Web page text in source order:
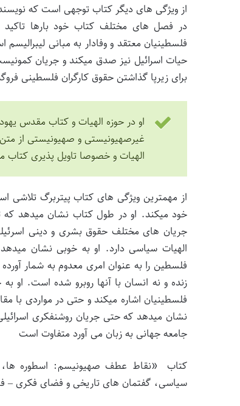
از ویژگی های دیگر کتاب توجهی است که
در فصل های مختلف کتاب خود بارها تاکید
فلسطینیان معتقد و وفادار به مبانی
حیات اسرائیل نیز صدق میکند و جریان
برای زیرپا گذاشتن حقوق کارگران فلسطینی
او در حوزه الهیات و کتاب مقدس
غیرصهیونیستی و صهیونیستی از
الهیات و خصوصا تاویل پذیری
از مهمترین ویژگی های کتاب پیتربرگ
خود میکند. او در طول کتاب نشان میدهد
جریان های مختلف حقوق بشری و دینی
الهیات سیاسی دارد. او به خوبی نشان
فلسطین را به عنوان امری معدوم به شمار
زنده و نه انسان با آنها روبرو شده است. او
فلسطینیان اشاره میکند و حتی در مواردی با
نشان میدهد که حتی جریان روشنفکری اسرائیلی
جامعه جهانی به زبان می آورد متفاوت است
کتاب «نقاط عطف صهیونیسم: اسطوره ها،
سیاسی، گفتمان های تاریخی و فضای فکری –